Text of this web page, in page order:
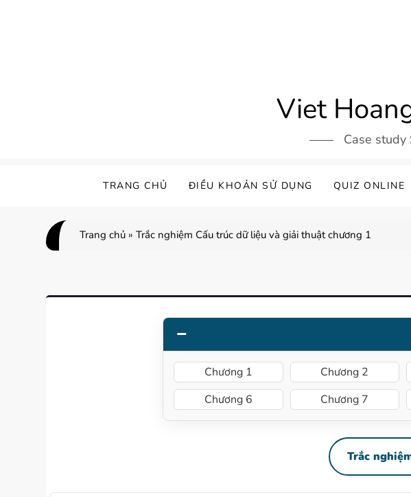
Viet
Case study
TRANG CHỦ ĐIỀU KHOẢN SỬ DỤNG QUIZ ONLINE
Trang chủ »Trắc nghiệm Cấu trúc dữ liệu và giải thuật chương 1
Chương 1 Chương 2
Chương 6
Chương 7
Trắc